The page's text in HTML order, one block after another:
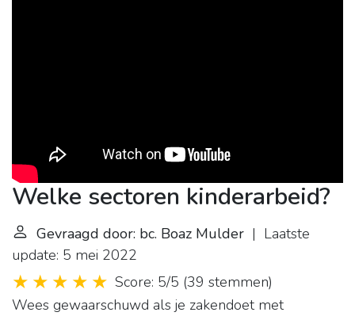
Welke sectoren kinderarbeid?
Gevraagd door: bc. Boaz Mulder | Laatste
update: 5 mei 2022
Score: 5/5 (39 stemmen)
Wees gewaarschuwd als je zakendoet met